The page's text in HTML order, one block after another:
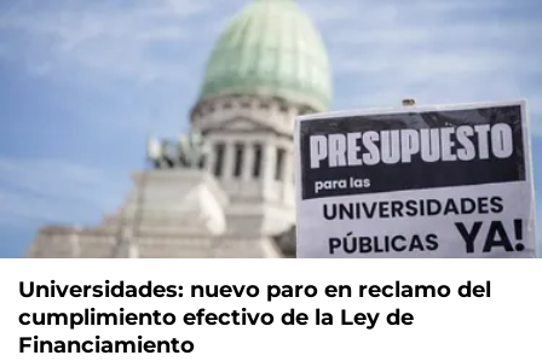
Universidades: nuevo paro en reclamo del
cumplimiento efectivo de la Ley de
Financiamiento